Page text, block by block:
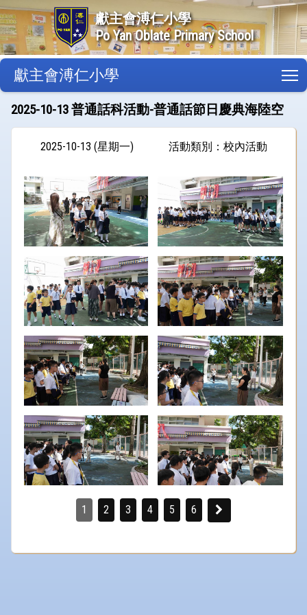
獻主會溥仁小學
Po Yan Oblate Primary School
獻主會溥仁小學
2025-10-13 普通話科活動-普通話節日慶典海陸空
2025-10-13 (星期一) 活動類別：校內活動
1 2 3 4 5 6